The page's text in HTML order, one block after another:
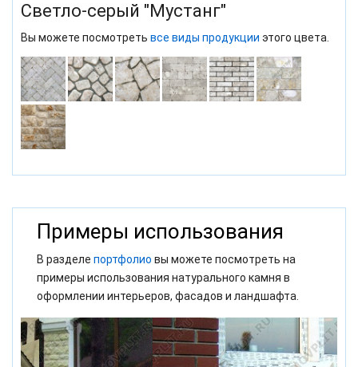
Светло-серый "Мустанг"
Вы можете посмотреть все виды продукции этого цвета.
Примеры использования
В разделе портфолио вы можете посмотреть на
примеры использования натурального камня в
оформлении интерьеров, фасадов и ландшафта.